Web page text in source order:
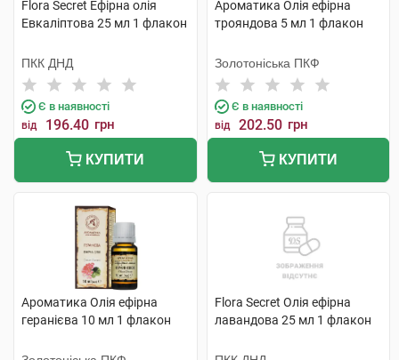
Flora Secret Ефірна олія
Евкаліптова 25 мл 1 флакон
ПКК ДНД
Є в наявності
від 196.40 грн
КУПИТИ
Ароматика Олія ефірна
трояндова 5 мл 1 флакон
Золотоніська ПКФ
Є в наявності
від 202.50 грн
КУПИТИ
Ароматика Олія ефірна
геранієва 10 мл 1 флакон
Flora Secret Олія ефірна
лавандова 25 мл 1 флакон